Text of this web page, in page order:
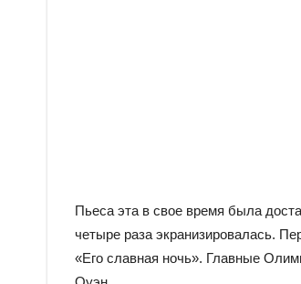
Пьеса эта в свое время была
четыре раза экранизировалась.
«Его славная ночь». Главные